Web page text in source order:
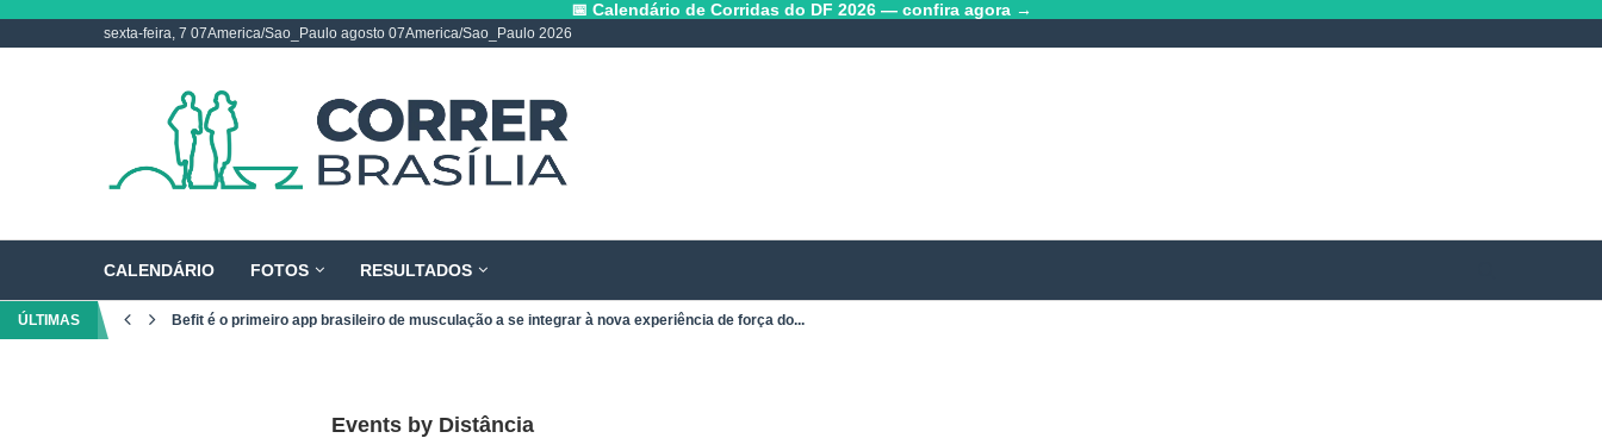
📅 Calendário de Corridas do DF 2026 — confira agora →
sexta-feira, 7 07America/Sao_Paulo agosto 07America/Sao_Paulo 2026
CALENDÁRIO FOTOS RESULTADOS
ÚLTIMAS Befit é o primeiro app brasileiro de musculação a se integrar à nova experiência de força do...
Events by Distância